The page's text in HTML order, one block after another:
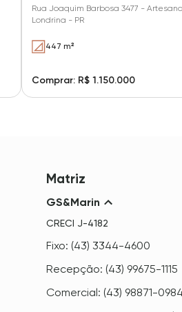
Rua Joaquim Barbosa 3477 -
Londrina - PR
447 m²
Comprar: R$ 1.150.000
Matriz
GS&Marin
CRECI J-4182
Fixo: (43) 3344-4600
Recepção: (43) 99675-1115
Comercial: (43) 98871-0984